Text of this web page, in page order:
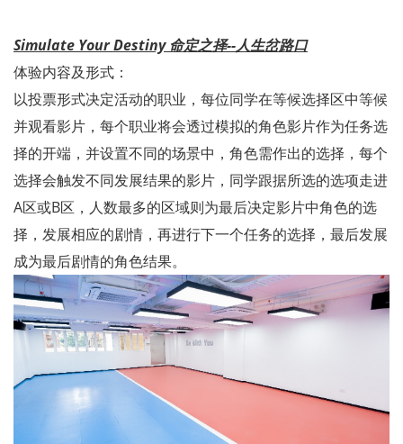
Simulate Your Destiny 命定之择--人生岔路口
体验内容及形式：
以投票形式决定活动的职业，每位同学在等候选择区中等候
并观看影片，每个职业将会透过模拟的角色影片作为任务选
择的开端，并设置不同的场景中，角色需作出的选择，每个
选择会触发不同发展结果的影片，同学跟据所选的选项走进
A区或B区，人数最多的区域则为最后决定影片中角色的选
择，发展相应的剧情，再进行下一个任务的选择，最后发展
成为最后剧情的角色结果。